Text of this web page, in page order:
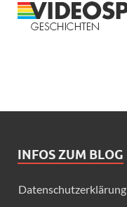
INFOS ZUM BLOG
Datenschutzerklärung